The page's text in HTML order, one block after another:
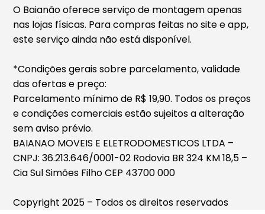
O Baianão oferece serviço de montagem apenas
nas lojas físicas. Para compras feitas no site e app,
este serviço ainda não está disponível.
*Condições gerais sobre parcelamento, validade
das ofertas e preço:
Parcelamento mínimo de R$ 19,90. Todos os preços
e condições comerciais estão sujeitos a alteração
sem aviso prévio.
BAIANAO MOVEIS E ELETRODOMESTICOS LTDA –
CNPJ: 36.213.646/0001-02 Rodovia BR 324 KM 18,5 –
Cia Sul Simões Filho CEP 43700 000
Copyright 2025 – Todos os direitos reservados